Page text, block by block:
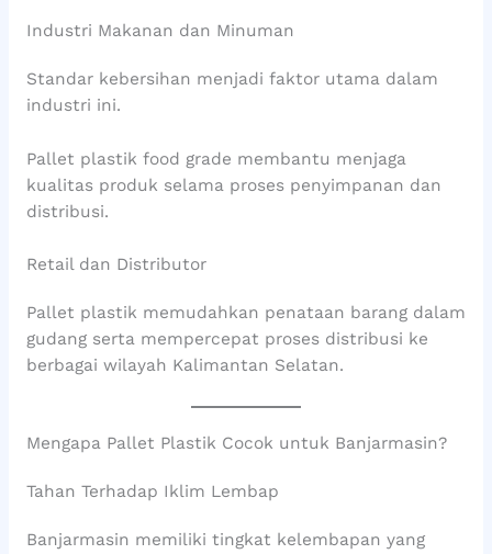
Industri Makanan dan Minuman
Standar kebersihan menjadi faktor utama dalam
industri ini.
Pallet plastik food grade membantu menjaga
kualitas produk selama proses penyimpanan dan
distribusi.
Retail dan Distributor
Pallet plastik memudahkan penataan barang dalam
gudang serta mempercepat proses distribusi ke
berbagai wilayah Kalimantan Selatan.
Mengapa Pallet Plastik Cocok untuk Banjarmasin?
Tahan Terhadap Iklim Lembap
Banjarmasin memiliki tingkat kelembapan yang